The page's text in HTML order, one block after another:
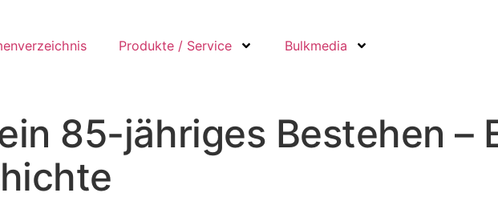
Produkte / Service Bulkmedia
85-jähriges Bestehen –